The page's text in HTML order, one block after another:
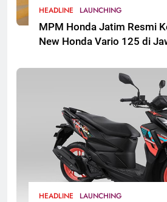
HEADLINE LAUNCHING
MPM Honda Jatim Resmi
New Honda Vario 125 di
HEADLINE LAUNCHING